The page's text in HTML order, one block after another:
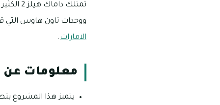
تمتلك
ووحدات تاون هاوس التي
الامارات.
معلومات
يتميز هذا المشروع